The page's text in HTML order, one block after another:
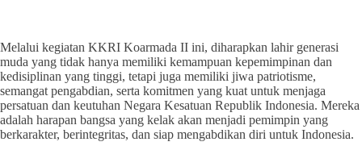
Melalui kegiatan KKRI Koarmada II ini, diharapkan lahir generasi
muda yang tidak hanya memiliki kemampuan kepemimpinan dan
kedisiplinan yang tinggi, tetapi juga memiliki jiwa patriotisme,
semangat pengabdian, serta komitmen yang kuat untuk menjaga
persatuan dan keutuhan Negara Kesatuan Republik Indonesia. Mereka
adalah harapan bangsa yang kelak akan menjadi pemimpin yang
berkarakter, berintegritas, dan siap mengabdikan diri untuk Indonesia.